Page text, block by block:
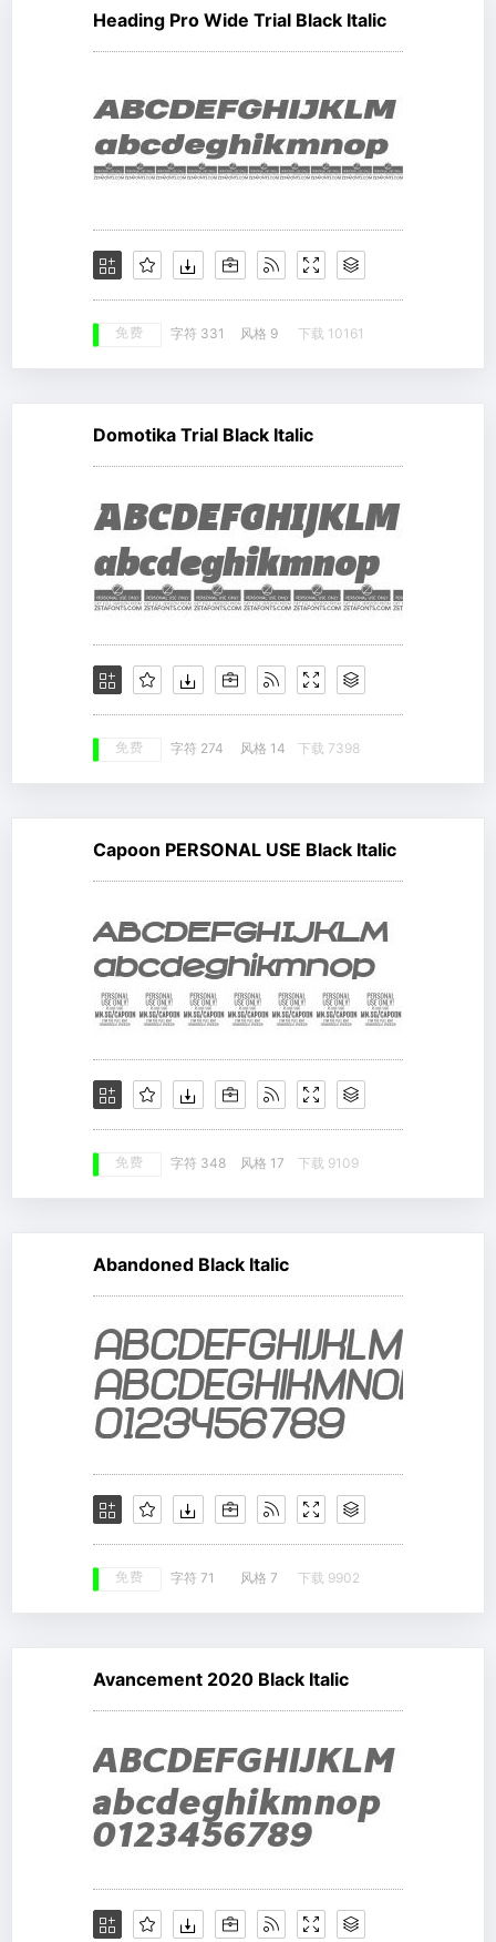
Heading Pro Wide Trial Black Italic
免费 字符 331 风格 9 下载 10161
Domotika Trial Black Italic
免费 字符 274 风格 14 下载 7398
Capoon PERSONAL USE Black Italic
免费 字符 348 风格 17 下载 9109
Abandoned Black Italic
免费 字符 71 风格 7 下载 9902
Avancement 2020 Black Italic